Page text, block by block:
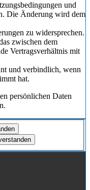
und
Die Änderung wird dem
zu widersprechen.
zwischen dem
Vertragsverhältnis mit
und verbindlich, wenn
hat.
persönlichen Daten